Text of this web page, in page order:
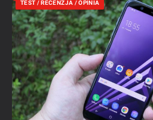
TEST / RECENZJA / OPINIA